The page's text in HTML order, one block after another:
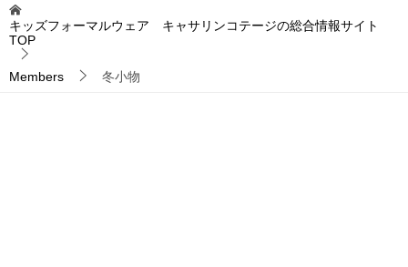
キッズフォーマルウェア キャサリンコテージの総合情報サイト
TOP
Members 冬小物